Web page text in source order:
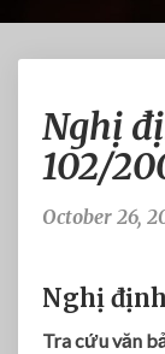
Nghị
102/
October 26,
Nghị
Tra cứu văn